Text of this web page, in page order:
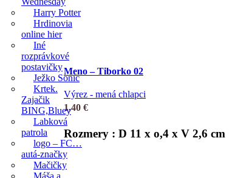
Harry Potter
Hrdinovia
online hier
Iné
rozprávkové
postavičky
Ježko Sonic
Krtek.
Zajačik
BING,Bluey
Labková
patrola
logo – FC…
autá-značky
Mačičky
Máša a
Meno – Tiborko 02
Výrez - mená chlapci
1,40 €
Rozmery : D 11 x o,4 x V 2,6 cm